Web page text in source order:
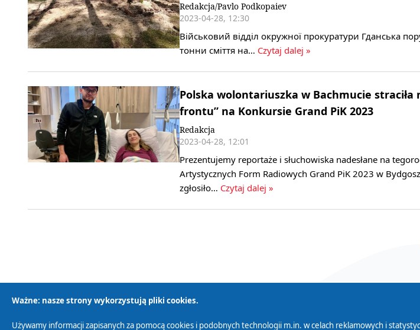
Redakcja/Pavlo Podkopaiev
2023-04-28, 12:30
Військовий відділ окружної прокуратури Гданська
тонни сміття на… Czytaj dalej »
Polska wolontariuszka w Bachmucie straciła
frontu” na Konkursie Grand PiK 2023
Redakcja
2023-04-28, 12:01
Prezentujemy reportaże i słuchowiska nadesłane na
Artystycznych Form Radiowych Grand PiK 2023 w
zgłosiło… Czytaj dalej »
Ważne: nasze strony wykorzystują pliki cookies.
Używamy informacji zapisanych za pomocą cookies i podobnych technologii m.in. w celach reklamowych i